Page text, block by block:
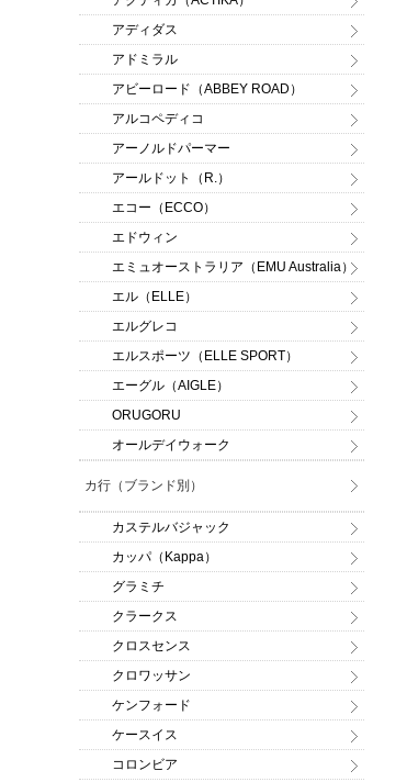
アディダス
アドミラル
アビーロード（ABBEY ROAD）
アルコペディコ
アーノルドパーマー
アールドット（R.）
エコー（ECCO）
エドウィン
エミュオーストラリア（EMU Australia）
エル（ELLE）
エルグレコ
エルスポーツ（ELLE SPORT）
エーグル（AIGLE）
ORUGORU
オールデイウォーク
カ行（ブランド別）
カステルバジャック
カッパ（Kappa）
グラミチ
クラークス
クロスセンス
クロワッサン
ケンフォード
ケースイス
コロンビア